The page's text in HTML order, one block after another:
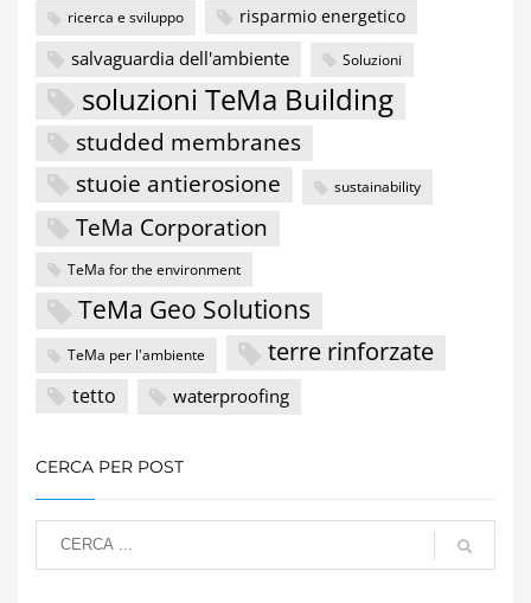
ricerca e sviluppo risparmio energetico
salvaguardia dell'ambiente Soluzioni
soluzioni TeMa Building
studded membranes
stuoie antierosione
sustainability
TeMa Corporation
TeMa for the environment
TeMa Geo Solutions
TeMa per l'ambiente terre rinforzate
tetto waterproofing
CERCA PER POST